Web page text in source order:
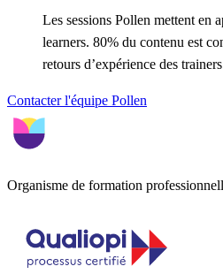
Les sessions Pollen mettent en
learners. 80% du contenu est
retours d’expérience des
Contacter l'équipe Pollen
Organisme de formation